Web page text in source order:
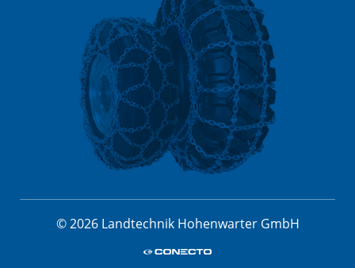
© 2026 Landtechnik Hohenwarter GmbH